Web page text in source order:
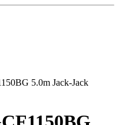
5.0m Jack-Jack